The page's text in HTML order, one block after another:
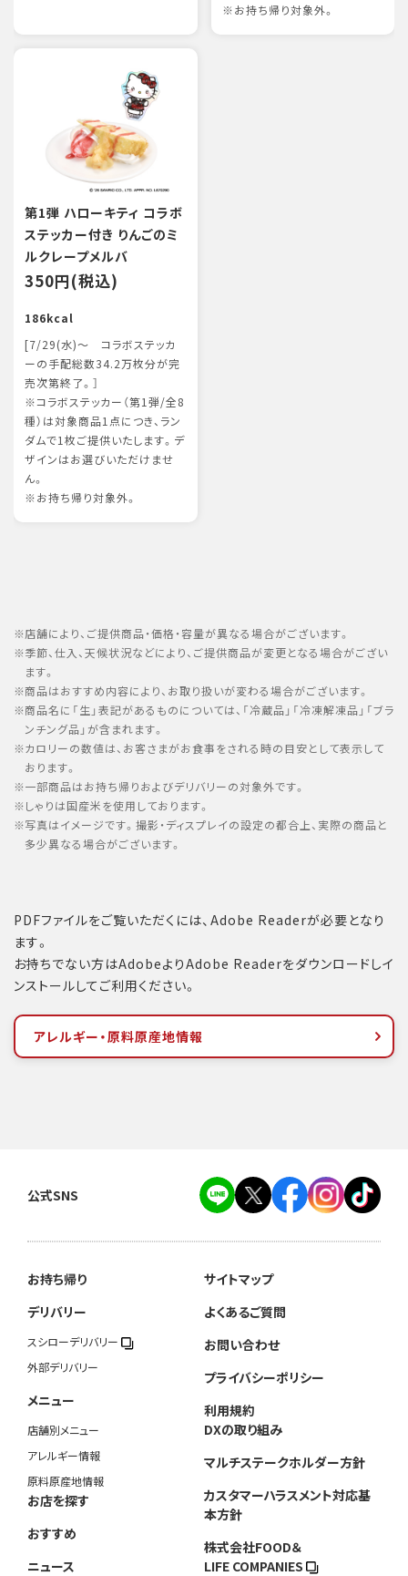
※お持ち帰り対象外。
第1弾 ハローキティ コラボ
ステッカー付き りんごのミ
ルクレープメルバ
350円(税込)
186kcal
[7/29(水)～ コラボステッカ
ーの手配総数34.2万枚分が完
売次第終了。］
※コラボステッカー（第1弾/全8
種）は対象商品1点につき、ラン
ダムで1枚ご提供いたします。デ
ザインはお選びいただけませ
ん。
※お持ち帰り対象外。
店舗により、ご提供商品・価格・容量が異なる場合がございます。
季節、仕入、天候状況などにより、ご提供商品が変更となる場合がござい
ます。
商品はおすすめ内容により、お取り扱いが変わる場合がございます。
商品名に「生」表記があるものについては、「冷蔵品」「冷凍解凍品」「ブラ
ンチング品」が含まれます。
カロリーの数値は、お客さまがお食事をされる時の目安として表示して
おります。
一部商品はお持ち帰りおよびデリバリーの対象外です。
しゃりは国産米を使用しております。
写真はイメージです。撮影・ディスプレイの設定の都合上、実際の商品と
多少異なる場合がございます。
PDFファイルをご覧いただくには、Adobe Readerが必要となり
ます。
お持ちでない方はAdobeよりAdobe Readerをダウンロードしイ
ンストールしてご利用ください。
アレルギー・原料原産地情報
公式SNS
お持ち帰り
デリバリー
スシローデリバリー
外部デリバリー
メニュー
店舗別メニュー
アレルギー情報
原料原産地情報
お店を探す
おすすめ
ニュース
サイトマップ
よくあるご質問
お問い合わせ
プライバシーポリシー
利用規約
DXの取り組み
マルチステークホルダー方針
カスタマーハラスメント対応基
本方針
株式会社FOOD＆
LIFE COMPANIES